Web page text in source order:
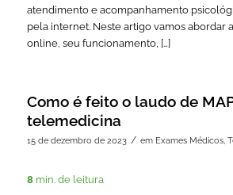
atendimento e acompanhamento
pela internet. Neste artigo vamos abordar
online, seu funcionamento, […]
Como é feito o laudo de
telemedicina
15 de dezembro de 2023 / em Exames Médicos,
8 min. de leitura